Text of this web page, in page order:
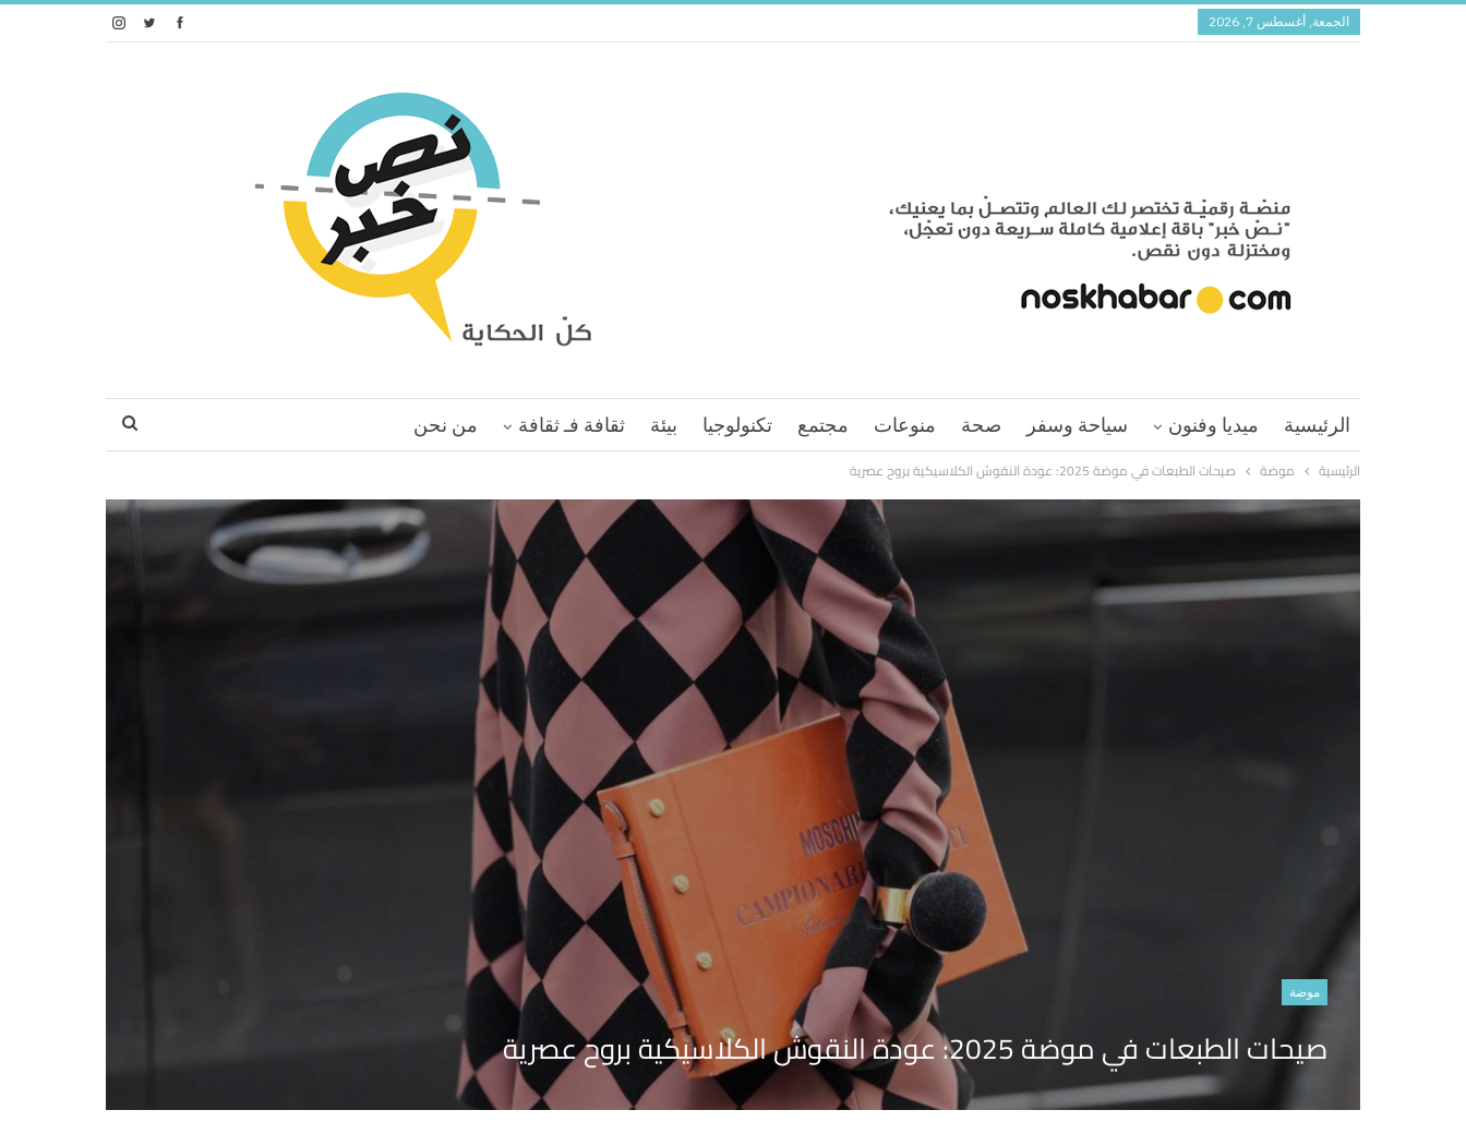
الجمعة, أغسطس 7, 2026
الرئيسية ميديا وفنون سياحة وسفر صحة منوعات مجتمع تكنولوجيا بيئة ثقافة فـ ثقافة
من نحن
الرئيسية
موضة صيحات الطبعات في موضة 2025: عودة النقوش الكلاسيكية بروح عصرية
موضة
صيحات الطبعات في موضة 2025: عودة النقوش الكلاسيكية بروح عصرية